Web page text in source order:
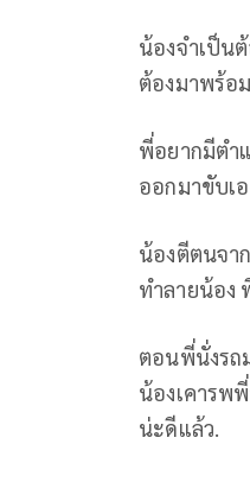
น้องจำเป็น
ต้องมาพร้อ
พี่อยากมีตำ
ออกมาขับเ
น้องตีตนจา
ทำลายน้อง
ตอนพี่นั่งรถ
น้องเคารพ
น่ะดีแล้ว.